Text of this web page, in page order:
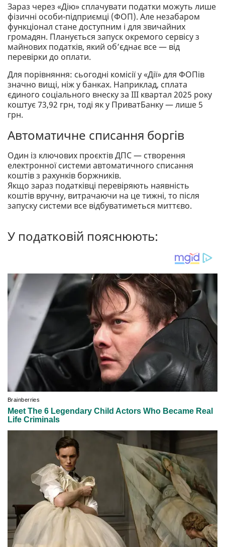
Зараз через «Дію» сплачувати податки можуть лише
фізичні особи-підприємці (ФОП). Але незабаром
функціонал стане доступним і для звичайних
громадян. Планується запуск окремого сервісу з
майнових податків, який об’єднає все — від
перевірки до оплати.
Для порівняння: сьогодні комісії у «Дії» для ФОПів
значно вищі, ніж у банках. Наприклад, сплата
єдиного соціального внеску за III квартал 2025 року
коштує 73,92 грн, тоді як у ПриватБанку — лише 5
грн.
Автоматичне списання боргів
Один із ключових проєктів ДПС — створення
електронної системи автоматичного списання
коштів з рахунків боржників.
Якщо зараз податківці перевіряють наявність
коштів вручну, витрачаючи на це тижні, то після
запуску системи все відбуватиметься миттєво.
У податковій пояснюють: